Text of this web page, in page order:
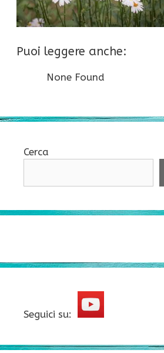
Puoi leggere anche:
None Found
Cerca
Seguici su: